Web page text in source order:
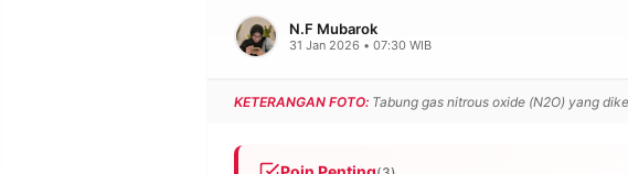
N.F Mubarok
31 Jan 2026 • 07:30 WIB
KETERANGAN FOTO: Tabung gas nitrous oxide (N2O) yang